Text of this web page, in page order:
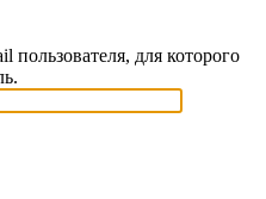
пользователя, для которого